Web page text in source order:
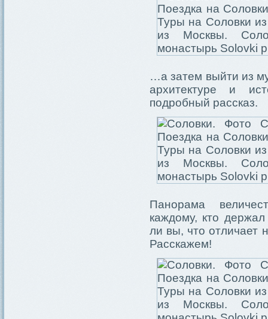
…а затем выйти из
архитектуре и
подробный рассказ.
Панорама
каждому, кто
ли вы, что отличает
Расскажем!